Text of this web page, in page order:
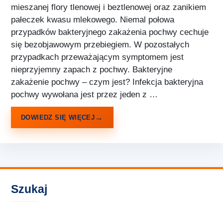
mieszanej flory tlenowej i beztlenowej oraz zanikiem
pałeczek kwasu mlekowego. Niemal połowa
przypadków bakteryjnego zakażenia pochwy cechuje
się bezobjawowym przebiegiem. W pozostałych
przypadkach przeważającym symptomem jest
nieprzyjemny zapach z pochwy. Bakteryjne
zakażenie pochwy – czym jest? Infekcja bakteryjna
pochwy wywołana jest przez jeden z …
DOWIEDZ SIĘ WIĘCEJ
Szukaj